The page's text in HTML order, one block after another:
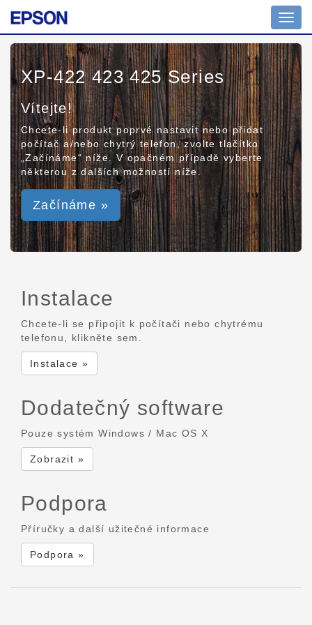
XP-422 423 425 Series
Vítejte!
Chcete-li produkt poprvé nastavit nebo přidat
počítač a/nebo chytrý telefon, zvolte tlačítko
„Začínáme“ níže. V opačném případě vyberte
některou z dalších možností níže.
Začínáme »
Instalace
Chcete-li se připojit k počítači nebo chytrému
telefonu, klikněte sem.
Instalace »
Dodatečný software
Pouze systém Windows / Mac OS X
Zobrazit »
Podpora
Příručky a další užitečné informace
Podpora »